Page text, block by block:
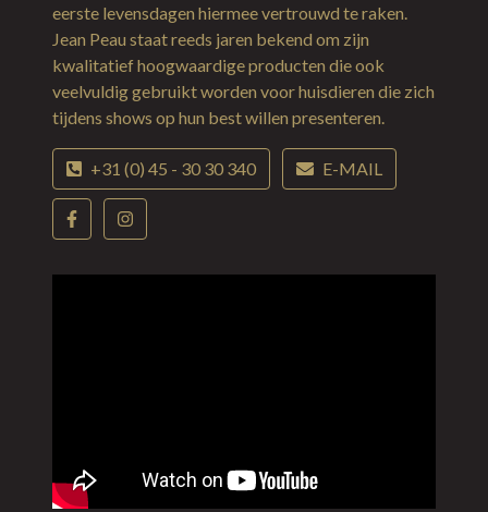
eerste levensdagen hiermee vertrouwd te raken.
Jean Peau staat reeds jaren bekend om zijn
kwalitatief hoogwaardige producten die ook
veelvuldig gebruikt worden voor huisdieren die zich
tijdens shows op hun best willen presenteren.
+31 (0) 45 - 30 30 340 E-MAIL